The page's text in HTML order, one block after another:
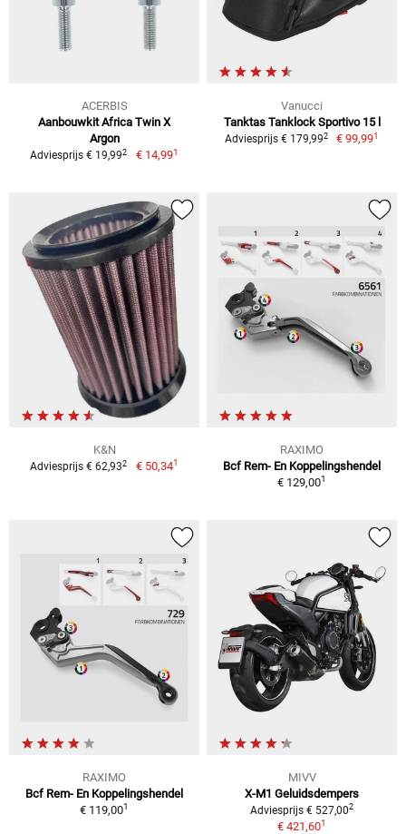
ACERBIS
Aanbouwkit Africa Twin X
Argon
Adviesprijs € 19,992 € 14,991
Vanucci
Tanktas Tanklock Sportivo 15 l
Adviesprijs € 179,992 € 99,991
K&N
Adviesprijs € 62,932 € 50,341
RAXIMO
Bcf Rem- En Koppelingshendel
€ 129,001
RAXIMO
Bcf Rem- En Koppelingshendel
€ 119,001
MIVV
X-M1 Geluidsdempers
Adviesprijs € 527,002
€ 421,601